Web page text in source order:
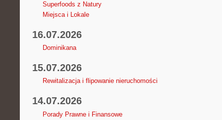
Superfoods z Natury
Miejsca i Lokale
16.07.2026
Dominikana
15.07.2026
Rewitalizacja i flipowanie nieruchomości
14.07.2026
Porady Prawne i Finansowe